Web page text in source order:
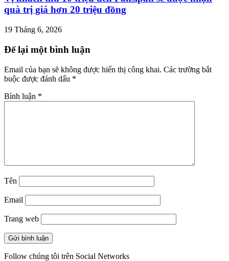
quà trị giá hơn 20 triệu đồng
19 Tháng 6, 2026
Để lại một bình luận
Email của bạn sẽ không được hiển thị công khai. Các trường bắt
buộc được đánh dấu *
Bình luận *
Tên
Email
Trang web
Follow chúng tôi trên Social Networks